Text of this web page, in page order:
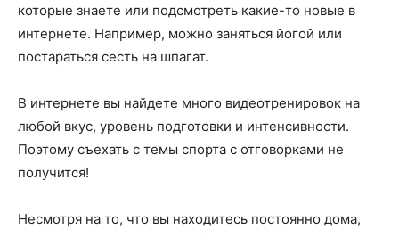
которые знаете или подсмотреть какие-то новые в
интернете. Например, можно заняться йогой или
постараться сесть на шпагат.
В интернете вы найдете много видеотренировок на
любой вкус, уровень подготовки и интенсивности.
Поэтому съехать с темы спорта с отговорками не
получится!
Несмотря на то, что вы находитесь постоянно дома,